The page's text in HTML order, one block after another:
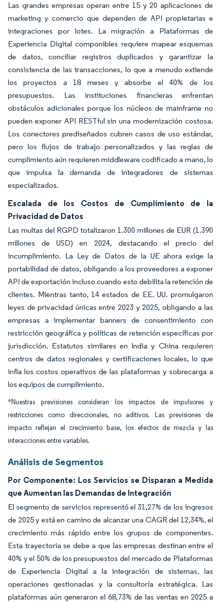
Las grandes empresas operan entre 15 y 20 aplicaciones de
marketing y comercio que dependen de API propietarias e
integraciones por lotes. La migración a Plataformas de
Experiencia Digital componibles requiere mapear esquemas
de datos, conciliar registros duplicados y garantizar la
consistencia de las transacciones, lo que a menudo extiende
los proyectos a 18 meses y absorbe el 40% de los
presupuestos. Las instituciones financieras enfrentan
obstáculos adicionales porque los núcleos de mainframe no
pueden exponer API RESTful sin una modernización costosa.
Los conectores prediseñados cubren casos de uso estándar,
pero los flujos de trabajo personalizados y las reglas de
cumplimiento aún requieren middleware codificado a mano, lo
que impulsa la demanda de integradores de sistemas
especializados.
Escalada de los Costos de Cumplimiento de la
Privacidad de Datos
Las multas del RGPD totalizaron 1.300 millones de EUR (1.390
millones de USD) en 2024, destacando el precio del
incumplimiento. La Ley de Datos de la UE ahora exige la
portabilidad de datos, obligando a los proveedores a exponer
API de exportación incluso cuando esto debilita la retención de
clientes. Mientras tanto, 14 estados de EE. UU. promulgaron
leyes de privacidad únicas entre 2023 y 2025, obligando a las
empresas a implementar banners de consentimiento con
restricción geográfica y políticas de retención específicas por
jurisdicción. Estatutos similares en India y China requieren
centros de datos regionales y certificaciones locales, lo que
infla los costos operativos de las plataformas y sobrecarga a
los equipos de cumplimiento.
*Nuestras previsiones consideran los impactos de impulsores y
restricciones como direccionales, no aditivos. Las previsiones de
impacto reflejan el crecimiento base, los efectos de mezcla y las
interacciones entre variables.
Análisis de Segmentos
Por Componente: Los Servicios se Disparan a Medida
que Aumentan las Demandas de Integración
El segmento de servicios representó el 31,27% de los ingresos
de 2025 y está en camino de alcanzar una CAGR del 12,34%, el
crecimiento más rápido entre los grupos de componentes.
Esta trayectoria se debe a que las empresas destinan entre el
40% y el 50% de los presupuestos del mercado de Plataformas
de Experiencia Digital a la integración de sistemas, las
operaciones gestionadas y la consultoría estratégica. Las
plataformas aún generaron el 68,73% de las ventas en 2025 a